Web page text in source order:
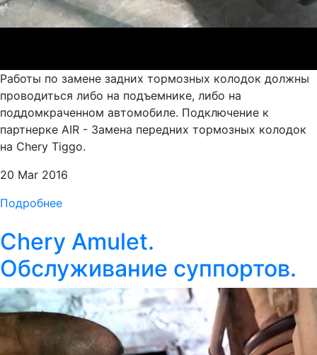
Работы по замене задних тормозных колодок должны
проводиться либо на подъемнике, либо на
поддомкраченном автомобиле. Подключение к
партнерке AIR - Замена передних тормозных колодок
на Chery Tiggo.
20 Mar 2016
Подробнее
Chery Amulet.
Обслуживание суппортов.